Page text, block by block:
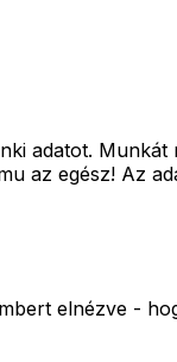
adatot.
az egész! Az
elnézve -